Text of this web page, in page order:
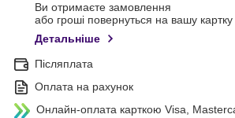
Ви отримаєте замовлення
або гроші повернуться на вашу картку
Детальніше
Післяплата
Оплата на рахунок
Онлайн-оплата карткою Visa,